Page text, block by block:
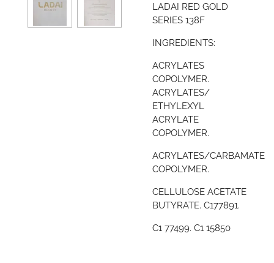
LADAI RED GOLD
SERIES 138F
INGREDIENTS:
ACRYLATES
COPOLYMER.
ACRYLATES/
ETHYLEXYL
ACRYLATE
COPOLYMER.
ACRYLATES/CARBAMATE
COPOLYMER.
CELLULOSE ACETATE
BUTYRATE. C177891.
C1 77499. C1 15850